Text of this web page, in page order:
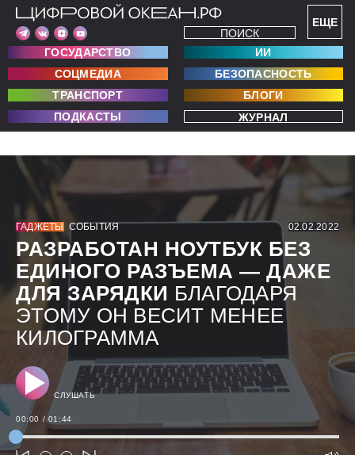
ЕЩЕ
ПОИСК
ГОСУДАРСТВО
ИИ
СОЦМЕДИА
БЕЗОПАСНОСТЬ
ТРАНСПОРТ
БЛОГИ
ПОДКАСТЫ
ЖУРНАЛ
ГАДЖЕТЫ СОБЫТИЯ 02.02.2022
РАЗРАБОТАН НОУТБУК БЕЗ
ЕДИНОГО РАЗЪЕМА — ДАЖЕ
ДЛЯ ЗАРЯДКИ БЛАГОДАРЯ
ЭТОМУ ОН ВЕСИТ МЕНЕЕ
КИЛОГРАММА
СЛУШАТЬ
00:00 / 01:44